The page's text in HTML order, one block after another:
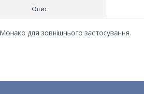
Опис
для зовнішнього застосування.